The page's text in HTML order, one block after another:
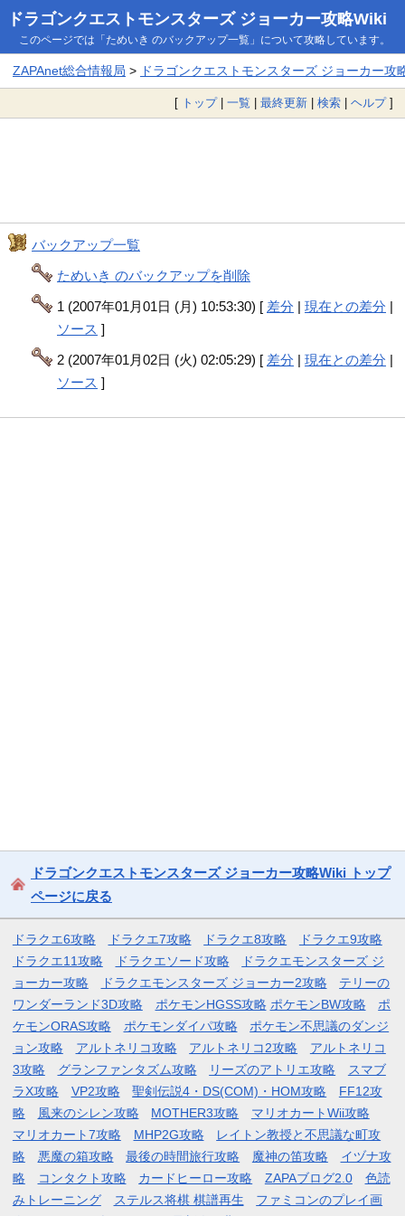
ドラゴンクエストモンスターズ ジョーカー攻略Wiki
このページでは「ためいき のバックアップ一覧」について攻略しています。
ZAPAnet総合情報局 > ドラゴンクエストモンスターズ ジョーカー攻
[ トップ| 一覧 | 最終更新 | 検索 | ヘルプ]
バックアップ一覧
ためいき のバックアップを削除
1 (2007年01月01日 (月) 10:53:30) [ 差分 |現在との差分 |
ソース ]
2 (2007年01月02日 (火) 02:05:29) [ 差分 |現在との差分 |
ソース ]
ドラゴンクエストモンスターズ ジョーカー攻略Wiki トップ
ページに戻る
ドラクエ6攻略 ドラクエ7攻略 ドラクエ8攻略
ドラクエ9攻略
ドラクエ11攻略
ドラクエソード攻略
ドラクエモンスターズ ジ
ョーカー攻略
ドラクエモンスターズ ジョーカー2攻略
テリーの
ワンダーランド3D攻略
ポケモンHGSS攻略 ポケモンBW攻略
ポ
ケモンORAS攻略
ポケモンダイパ攻略
ポケモン不思議のダンジ
ョン攻略
アルトネリコ攻略 アルトネリコ2攻略
アルトネリコ
3攻略
グランファンタズム攻略 リーズのアトリエ攻略
スマブ
ラX攻略
VP2攻略 聖剣伝説4・DS(COM)・HOM攻略
FF12攻
略
風来のシレン攻略 MOTHER3攻略
マリオカートWii攻略
マリオカート7攻略
MHP2G攻略
レイトン教授と不思議な町攻
略
悪魔の箱攻略 最後の時間旅行攻略 魔神の笛攻略
イヅナ攻
略
コンタクト攻略 カードヒーロー攻略 ZAPAブログ2.0
色読
みトレーニング
ステルス将棋 棋譜再生
ファミコンのプレイ画